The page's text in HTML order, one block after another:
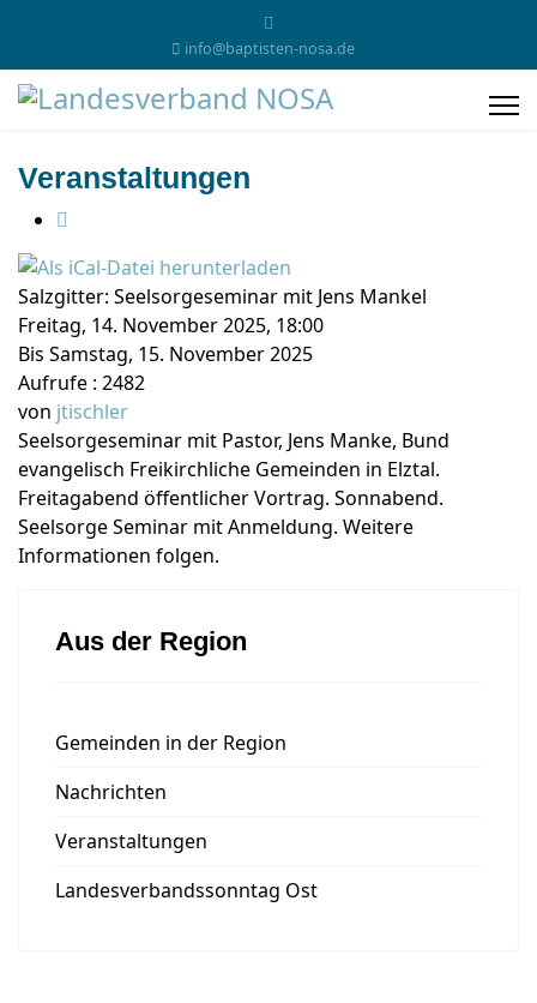
info@baptisten-nosa.de
Veranstaltungen
Salzgitter: Seelsorgeseminar mit Jens Mankel
Freitag, 14. November 2025, 18:00
Bis Samstag, 15. November 2025
Aufrufe : 2482
von jtischler
Seelsorgeseminar mit Pastor, Jens Manke, Bund
evangelisch Freikirchliche Gemeinden in Elztal.
Freitagabend öffentlicher Vortrag. Sonnabend.
Seelsorge Seminar mit Anmeldung. Weitere
Informationen folgen.
Aus der Region
Gemeinden in der Region
Nachrichten
Veranstaltungen
Landesverbandssonntag Ost